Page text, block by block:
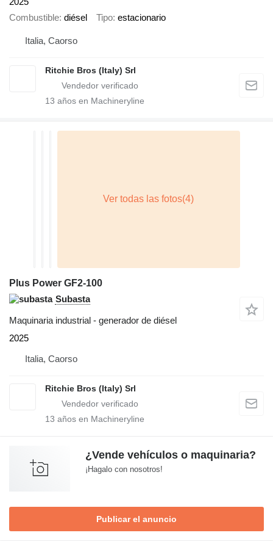
Combustible diésel Tipo estacionario
Italia, Caorso
Ritchie Bros (Italy) Srl
13 años en Machineryline
Plus Power GF2-100
Subasta
Maquinaria industrial - generador de diésel
2025
Italia, Caorso
Ritchie Bros (Italy) Srl
13 años en Machineryline
¿Vende vehículos o maquinaria?
¡Hagalo con nosotros!
Publicar el anuncio